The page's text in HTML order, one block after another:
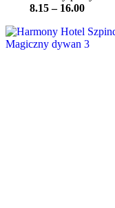
8.15 – 16.00